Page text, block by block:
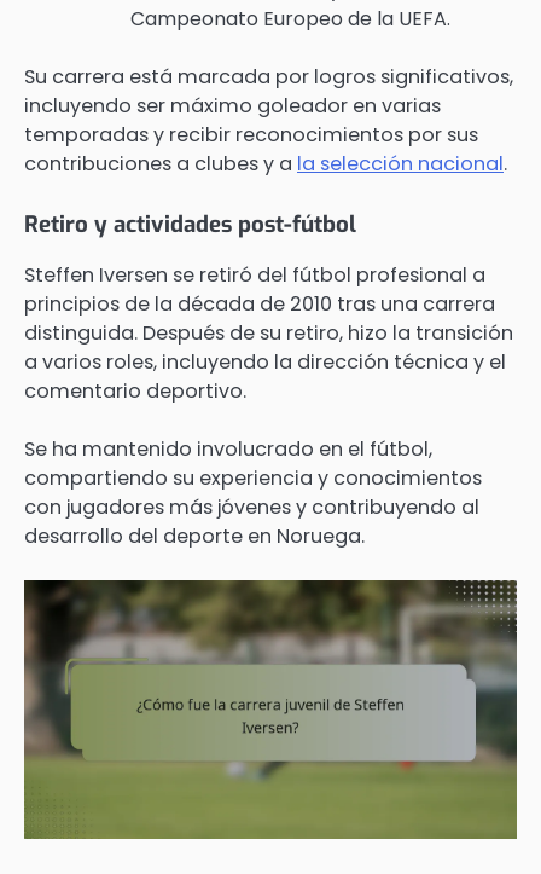
Campeonato Europeo de la UEFA.
Su carrera está marcada por logros significativos,
incluyendo ser máximo goleador en varias
temporadas y recibir reconocimientos por sus
contribuciones a clubes y a la selección nacional.
Retiro y actividades post-fútbol
Steffen Iversen se retiró del fútbol profesional a
principios de la década de 2010 tras una carrera
distinguida. Después de su retiro, hizo la transición
a varios roles, incluyendo la dirección técnica y el
comentario deportivo.
Se ha mantenido involucrado en el fútbol,
compartiendo su experiencia y conocimientos
con jugadores más jóvenes y contribuyendo al
desarrollo del deporte en Noruega.